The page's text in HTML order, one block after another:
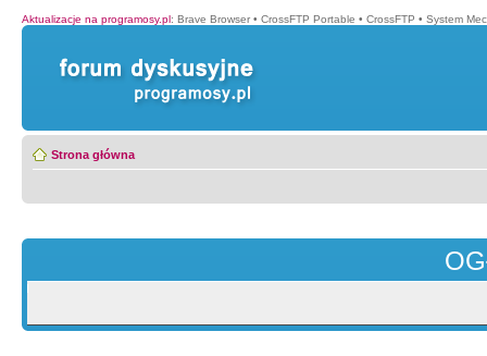
Aktualizacje na programosy.pl: Brave Browser • CrossFTP Portable • CrossFTP • System
Strona główna